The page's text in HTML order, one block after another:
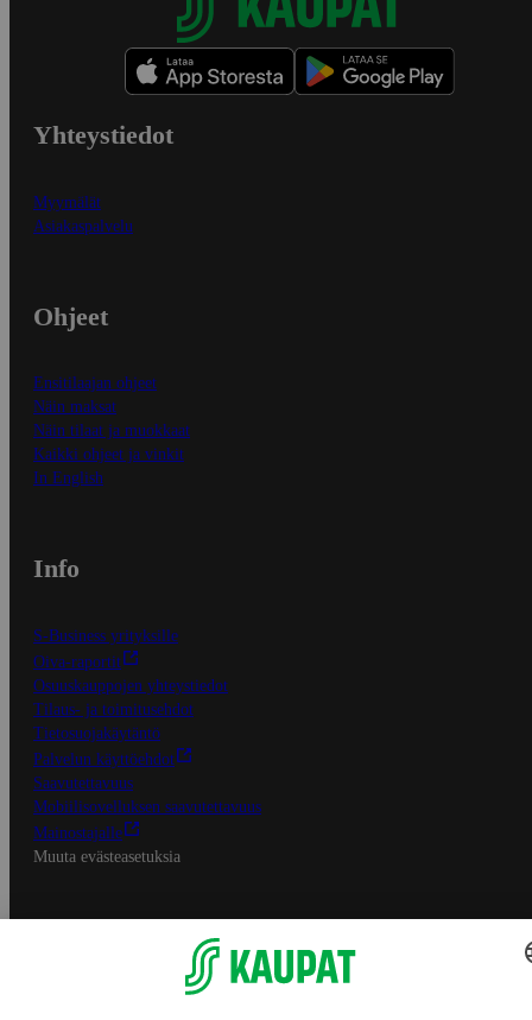
Yhteystiedot
Myymälät
Asiakaspalvelu
Ohjeet
Ensitilaajan ohjeet
Näin maksat
Näin tilaat ja muokkaat
Kaikki ohjeet ja vinkit
In English
Info
S-Business yrityksille
Oiva-raportit
Osuuskauppojen yhteystiedot
Tilaus- ja toimitusehdot
Tietosuojakäytäntö
Palvelun käyttöehdot
Saavutettavuus
Mobiilisovelluksen saavutettavuus
Mainostajalle
Muuta evästeasetuksia
S-ryhmän palvelut